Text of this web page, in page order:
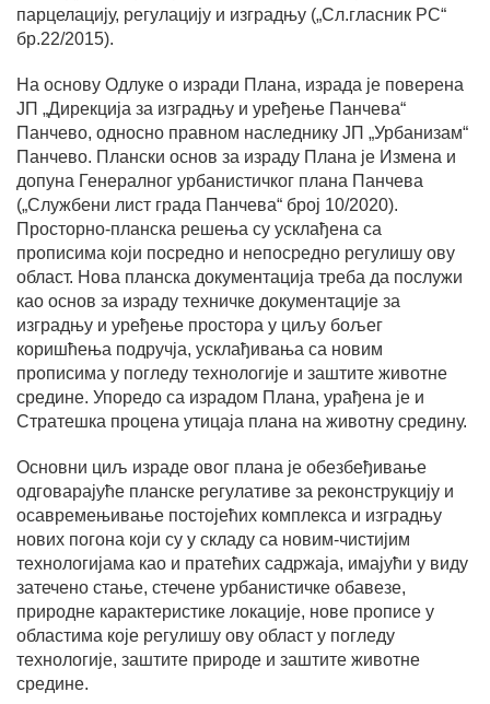
парцелацију, регулацију и изградњу („Сл.гласник РС“
бр.22/2015).
На основу Одлуке о изради Плана, израда је поверена
ЈП „Дирекција за изградњу и уређење Панчева“
Панчево, односно правном наследнику ЈП „Урбанизам“
Панчево. Плански основ за израду Плана је Измена и
допуна Генералног урбанистичког плана Панчева
(„Службени лист града Панчева“ број 10/2020).
Просторно-планска решења су усклађена са
прописима који посредно и непосредно регулишу ову
област. Нова планска документација треба да послужи
као основ за израду техничке документације за
изградњу и уређење простора у циљу бољег
коришћeња подручја, усклађивања са новим
прописима у погледу технологије и заштите животне
средине. Упоредо са израдом Плана, урађена је и
Стратешка процена утицаја плана на животну средину.
Основни циљ израде овог плана је обезбеђивање
одговарајуће планске регулативе за реконструкцију и
осавремењивање постојећих комплекса и изградњу
нових погона који су у складу са новим-чистијим
технологијама као и пратећих садржаја, имајући у виду
затечено стање, стечене урбанистичке обавезе,
природне карактеристике локације, нове прописе у
областима које регулишу ову област у погледу
технологије, заштите природе и заштите животне
средине.